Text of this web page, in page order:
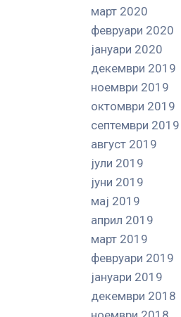
март 2020
февруари 2020
јануари 2020
декември 2019
ноември 2019
октомври 2019
септември 2019
август 2019
јули 2019
јуни 2019
мај 2019
април 2019
март 2019
февруари 2019
јануари 2019
декември 2018